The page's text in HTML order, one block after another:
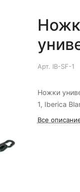
Арт. IB-SF-1
Ножки
1, Iberica
Все